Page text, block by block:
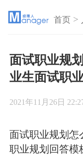
首页 >
面试职业规
业生面试职
2021年11月26日
面试职业规划怎
职业规划回答模